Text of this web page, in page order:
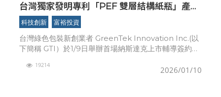
台灣獨家發明專利「PEF 雙層結構紙瓶」產品
技術， GTI攜手 MAS Capital 前進2026 納斯
達克上市
科技創新 富裕投資
台灣綠色包裝新創業者 GreenTek Innovation Inc.(以
下簡稱 GTI）於1/9日舉辦首場納斯達克上市輔導簽約暨
層結構紙瓶」，搶攻歐
2026/01/10
19214